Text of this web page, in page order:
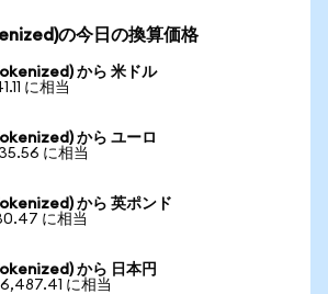
の今日の換算価格
から 米ドル
に相当
から ユーロ
に相当
から 英ポンド
に相当
から 日本円
に相当